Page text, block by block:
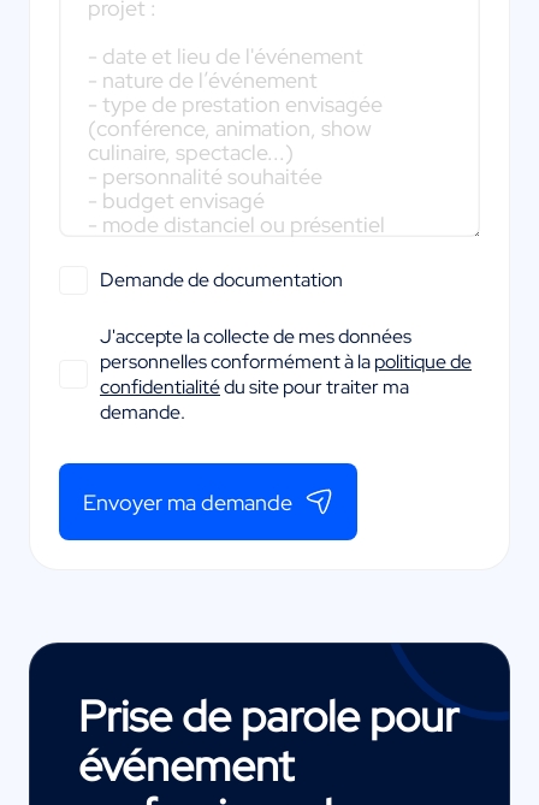
Demande de documentation
J'accepte la collecte de mes données
personnelles conformément à lapolitique de
confidentialitédu site pour traiter ma
demande.
Envoyer ma demande
Prise de parole pour
événement